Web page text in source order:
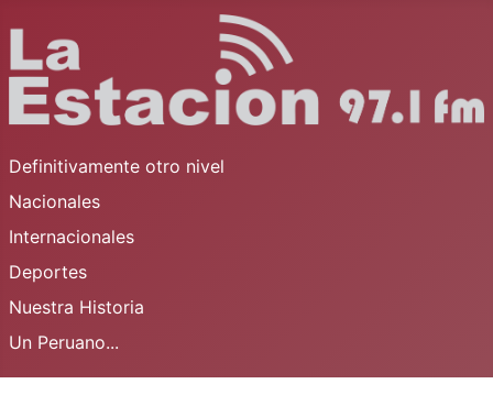
Definitivamente otro nivel
Nacionales
Internacionales
Deportes
Nuestra Historia
Un Peruano...